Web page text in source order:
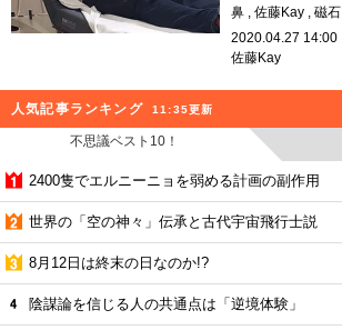
鼻
佐藤Kay 磁石
2020.04.27 14:00
佐藤Kay
人気記事ランキング 11:35更新
不思議ベスト10！
2400隻でエルニーニョを弱める計画の副作用
世界の「空の神々」伝承と古代宇宙飛行士説
8月12日は終末の日なのか!?
陰謀論を信じる人の共通点は「逆境体験」